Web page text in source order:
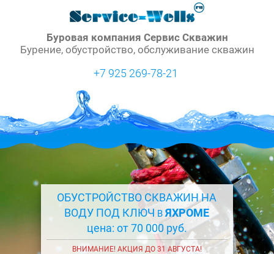
Буровая компания Сервис Скважин
Бурение, обустройство, обслуживание скважин
+7 925 269-78-21
ОБУСТРОЙСТВО СКВАЖИН НА
ВОДУ ПОД КЛЮЧ В ЯХРОМЕ
цена: от 70 000 руб.
ВНИМАНИЕ! АКЦИЯ ДО 31 АВГУСТА!